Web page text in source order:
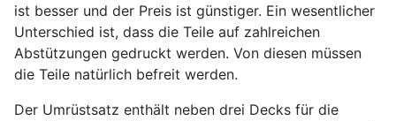
ist besser und der Preis ist günstiger. Ein wesentlicher
Unterschied ist, dass die Teile auf zahlreichen
Abstützungen gedruckt werden. Von diesen müssen
die Teile natürlich befreit werden.
Der Umrüstsatz enthält neben drei Decks für die